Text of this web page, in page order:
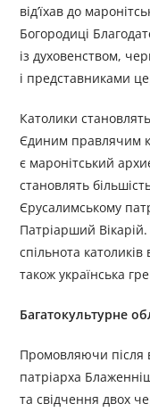
від’їхав до
Богородиці
із духовенством,
і представниками
Католики
Єдиним правлячим
є маронітський
становлять
Єрусалимському
Патріарший
спільнота
також українська
Багатокультурне
Промовляючи після
патріарха
та свідчення двох